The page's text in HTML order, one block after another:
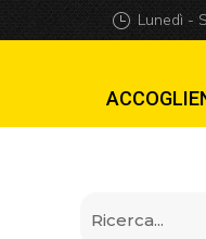
Mod Lunedì -